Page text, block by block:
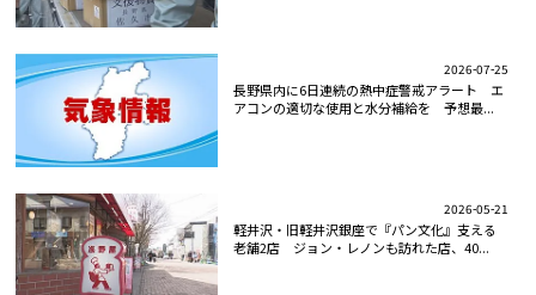
2026-07-25
長野県内に6日連続の熱中症警戒アラート エ
アコンの適切な使用と水分補給を 予想最...
2026-05-21
軽井沢・旧軽井沢銀座で『パン文化』支える
老舗2店 ジョン・レノンも訪れた店、40...